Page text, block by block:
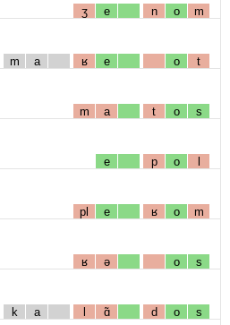
ʒ e n o m
m a ʁ e o t
m a t o s
e p o l
pl e ʁ o m
ʁ ə o s
k a l ɑ̃ d o s